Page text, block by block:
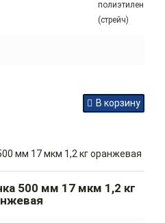
полиэтилен
(стрейч)
В корзину
500 мм 17 мкм 1,2 кг